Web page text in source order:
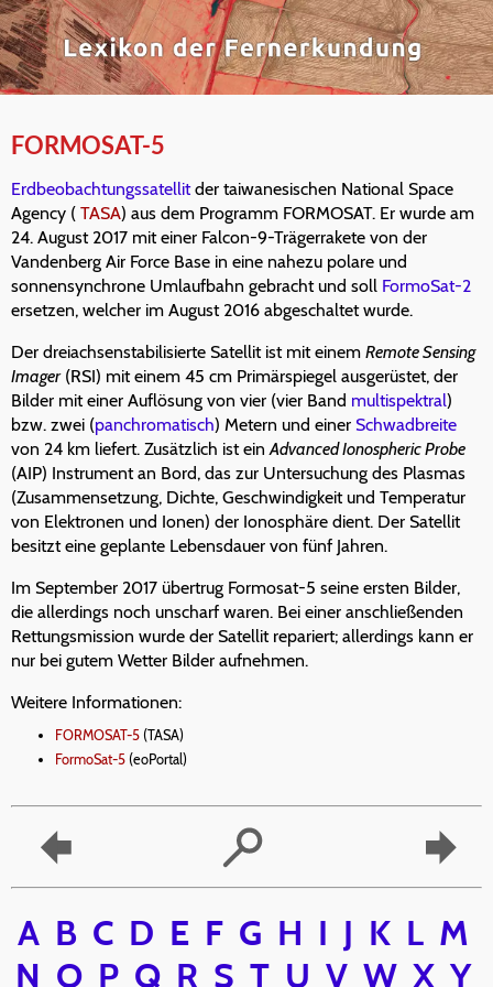
FORMOSAT-5
Erdbeobachtungssatellitder taiwanesischen National Space
Agency ( TASA) aus dem Programm FORMOSAT. Er wurde am
24. August 2017 mit einer Falcon-9-Trägerrakete von der
Vandenberg Air Force Base in eine nahezu polare und
sonnensynchrone Umlaufbahn gebracht und soll FormoSat-2
ersetzen, welcher im August 2016 abgeschaltet wurde.
Der dreiachsenstabilisierte Satellit ist mit einem Remote Sensing
Imager(RSI) mit einem 45 cm Primärspiegel ausgerüstet, der
Bilder mit einer Auflösung von vier (vier Band multispektral)
bzw. zwei (panchromatisch) Metern und einer Schwadbreite
von 24 km liefert. Zusätzlich ist einAdvanced Ionospheric Probe
(AIP) Instrument an Bord, das zur Untersuchung des Plasmas
(Zusammensetzung, Dichte, Geschwindigkeit und Temperatur
von Elektronen und Ionen) der Ionosphäre dient. Der Satellit
besitzt eine geplante Lebensdauer von fünf Jahren.
Im September 2017 übertrug Formosat-5 seine ersten Bilder,
die allerdings noch unscharf waren. Bei einer anschließenden
Rettungsmission wurde der Satellit repariert; allerdings kann er
nur bei gutem Wetter Bilder aufnehmen.
Weitere Informationen:
FORMOSAT-5 (TASA)
FormoSat-5 (eoPortal)
A B C D E F G H I J K L M
N O P Q R S T U V W X Y